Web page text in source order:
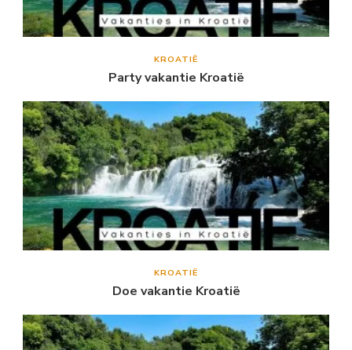
KROATIË
Party vakantie Kroatië
KROATIË
Doe vakantie Kroatië